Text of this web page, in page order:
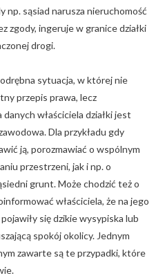
np. sąsiad narusza nieruchomość
zgody, ingeruje w granice działki
drogi.
sytuacja, w której nie
przepis prawa, lecz
właściciela działki jest
Dla przykładu gdy
ją, porozmawiać o wspólnym
przestrzeni, jak i np. o
grunt. Może chodzić też o
właściciela, że na jego
się dzikie wysypiska lub
spokój okolicy. Jednym
zawarte są te przypadki, które